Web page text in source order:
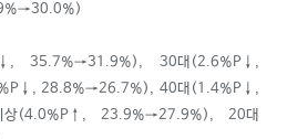
35.7%→31.9%), 30대(2.6%P↓,
28.8%→26.7%), 40대(1.4%P↓,
(4.0%P↑, 23.9%→27.9%), 20대